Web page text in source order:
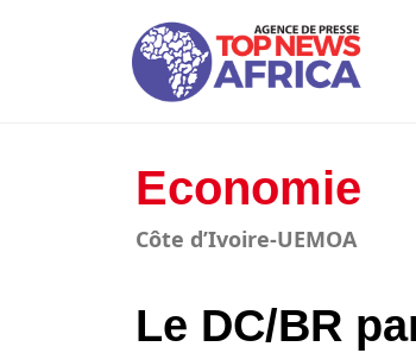
Economie
Côte d’Ivoire-UEMOA
Le DC/BR